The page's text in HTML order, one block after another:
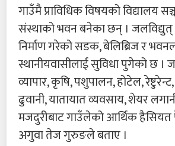
गाउँमै प्राविधिक विषयको विद्यालय
संस्थाको भवन बनेका छन् ।
निर्माण गरेको सडक, बेलिब्रिज र
स्थानीयवासीलाई सुविधा पुगेको छ ।
व्यापार, कृषि, पशुपालन, होटेल,
ढुवानी, यातायात व्यवसाय, शेयर
मजदुरीबाट गाउँलेको आर्थिक हैसियत
अगुवा तेज गुरुङले बताए ।